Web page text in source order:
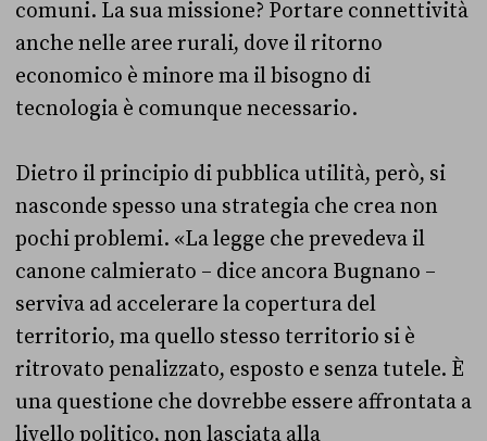
comuni. La sua missione? Portare connettività
anche nelle aree rurali, dove il ritorno
economico è minore ma il bisogno di
tecnologia è comunque necessario.
Dietro il principio di pubblica utilità, però, si
nasconde spesso una strategia che crea non
pochi problemi. «La legge che prevedeva il
canone calmierato – dice ancora Bugnano –
serviva ad accelerare la copertura del
territorio, ma quello stesso territorio si è
ritrovato penalizzato, esposto e senza tutele. È
una questione che dovrebbe essere affrontata a
livello politico, non lasciata alla